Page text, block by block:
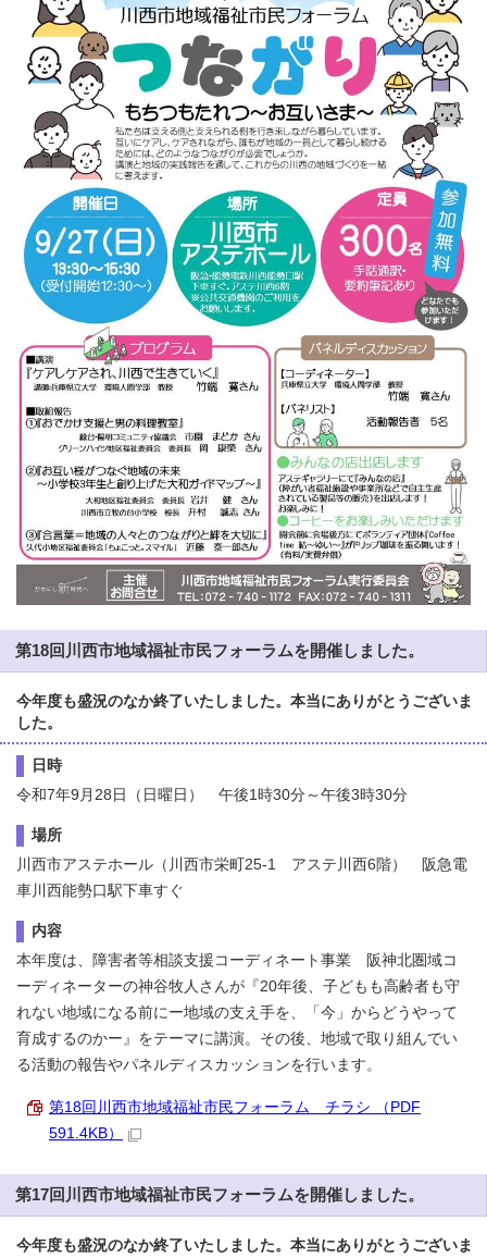
第18回川西市地域福祉市民フォーラムを開催しました。
今年度も盛況のなか終了いたしました。本当にありがとうございま
した。
日時
令和7年9月28日（日曜日） 午後1時30分～午後3時30分
場所
川西市アステホール（川西市栄町25-1 アステ川西6階） 阪急電
車川西能勢口駅下車すぐ
内容
本年度は、障害者等相談支援コーディネート事業 阪神北圏域コ
ーディネーターの神谷牧人さんが『20年後、子どもも高齢者も守
れない地域になる前にー地域の支え手を、「今」からどうやって
育成するのかー』をテーマに講演。その後、地域で取り組んでい
る活動の報告やパネルディスカッションを行います。
第18回川西市地域福祉市民フォーラム チラシ （PDF
591.4KB）
第17回川西市地域福祉市民フォーラムを開催しました。
今年度も盛況のなか終了いたしました。本当にありがとうございま